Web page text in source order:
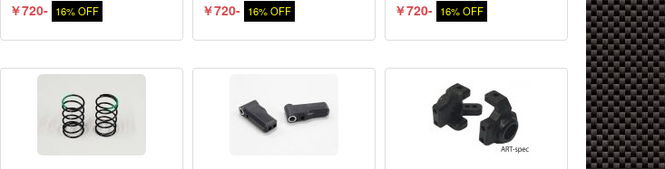
￥720- 16% OFF ￥720- 16% OFF ￥720- 16% OFF